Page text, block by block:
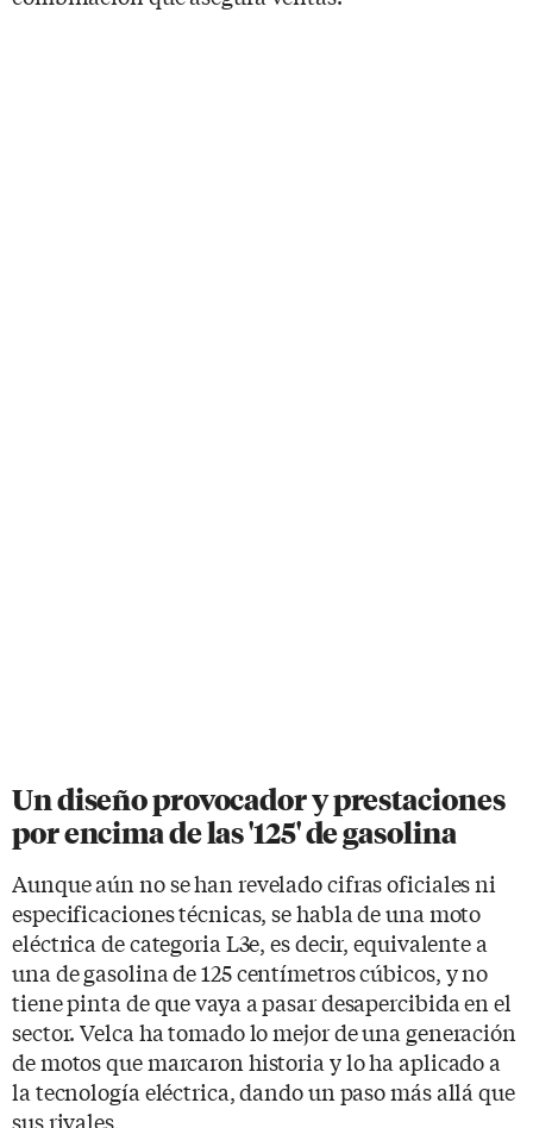
Un diseño provocador y prestaciones
por encima de las '125' de gasolina
Aunque aún no se han revelado cifras oficiales ni
especificaciones técnicas, se habla de una moto
eléctrica de categoria L3e, es decir, equivalente a
una de gasolina de 125 centímetros cúbicos, y no
tiene pinta de que vaya a pasar desapercibida en el
sector. Velca ha tomado lo mejor de una generación
de motos que marcaron historia y lo ha aplicado a
la tecnología eléctrica, dando un paso más allá que
sus rivales,